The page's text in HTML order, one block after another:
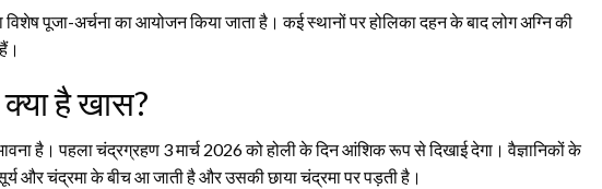
विशेष पूजा-अर्चना का आयोजन किया जाता है। कई स्थानों पर होलिका दहन के बाद लोग अग्नि की
है खास?
है। पहला चंद्रग्रहण 3 मार्च 2026 को होली के दिन आंशिक रूप से दिखाई देगा। वैज्ञानिकों के
और चंद्रमा के बीच आ जाती है और उसकी छाया चंद्रमा पर पड़ती है।